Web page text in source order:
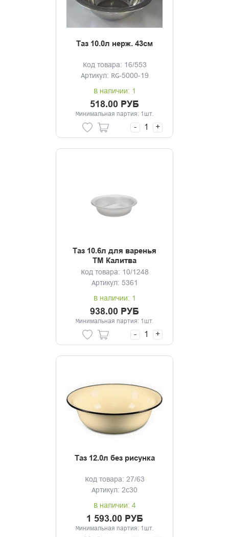
Таз 10.0л нерж. 43см
Код товара: 16/553
Артикул: RG-5000-19
В наличии: 1
518.00 РУБ
Минимальная партия: 1шт.
- +
Таз 10.6л для варенья
ТМ Калитва
Код товара: 10/1248
Артикул: 5361
В наличии: 1
938.00 РУБ
Минимальная партия: 1шт.
- +
Таз 12.0л без рисунка
Код товара: 27/63
Артикул: 2с30
В наличии: 4
1 593.00 РУБ
Минимальная партия: 1шт.